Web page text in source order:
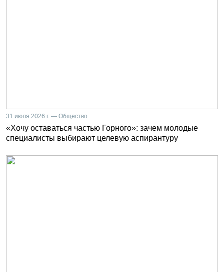
31 июля 2026 г. — Общество
«Хочу оставаться частью Горного»: зачем молодые
специалисты выбирают целевую аспирантуру